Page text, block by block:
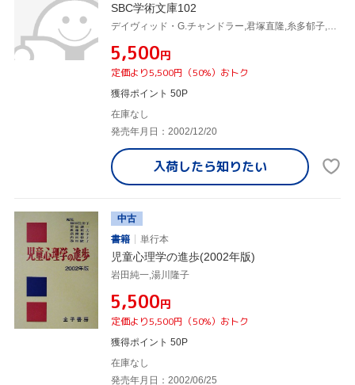
SBC学術文庫102
¥5,500円
定価より5,500円（50%）おトク
獲得ポイント 50P
在庫なし
発売年月日：2002/12/20
入荷したら知りたい
中古
書籍
単行本
児童心理学の進歩(2002年版)
岩田純一,湯川隆子
¥5,500円
定価より5,500円（50%）おトク
獲得ポイント 50P
在庫なし
発売年月日：2002/06/25